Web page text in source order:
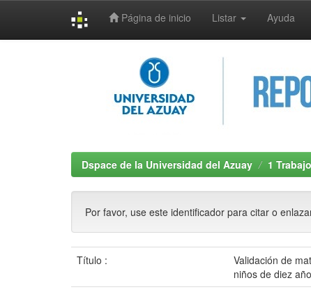
Página de inicio Listar Ayuda
Dspace de la Universidad del Azuay 1
Por favor, use este identificador para citar o
Título :
Validación de
niños de diez